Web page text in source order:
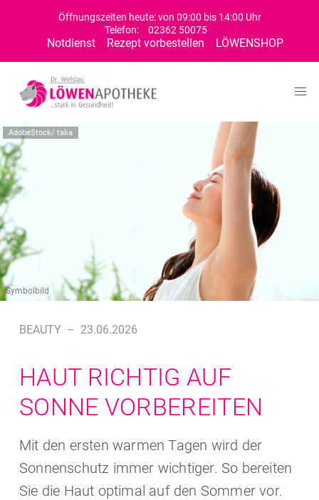
Öffnungszeiten heute: von 09:00 bis 14:00 Uhr
Telefon:
02362 50075
Notdienst Rezept vorbestellen LÖWENSHOP
AdobeStock/ taka
Symbolbild
BEAUTY – 23.06.2026
HAUT RICHTIG AUF
SONNE VORBEREITEN
Mit den ersten warmen Tagen wird der
Sonnenschutz immer wichtiger. So bereiten
Sie die Haut optimal auf den Sommer vor.